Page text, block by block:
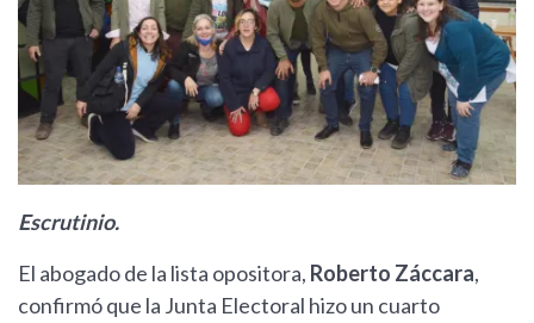
Escrutinio.
El abogado de la lista opositora, Roberto Záccara,
confirmó que la Junta Electoral hizo un cuarto